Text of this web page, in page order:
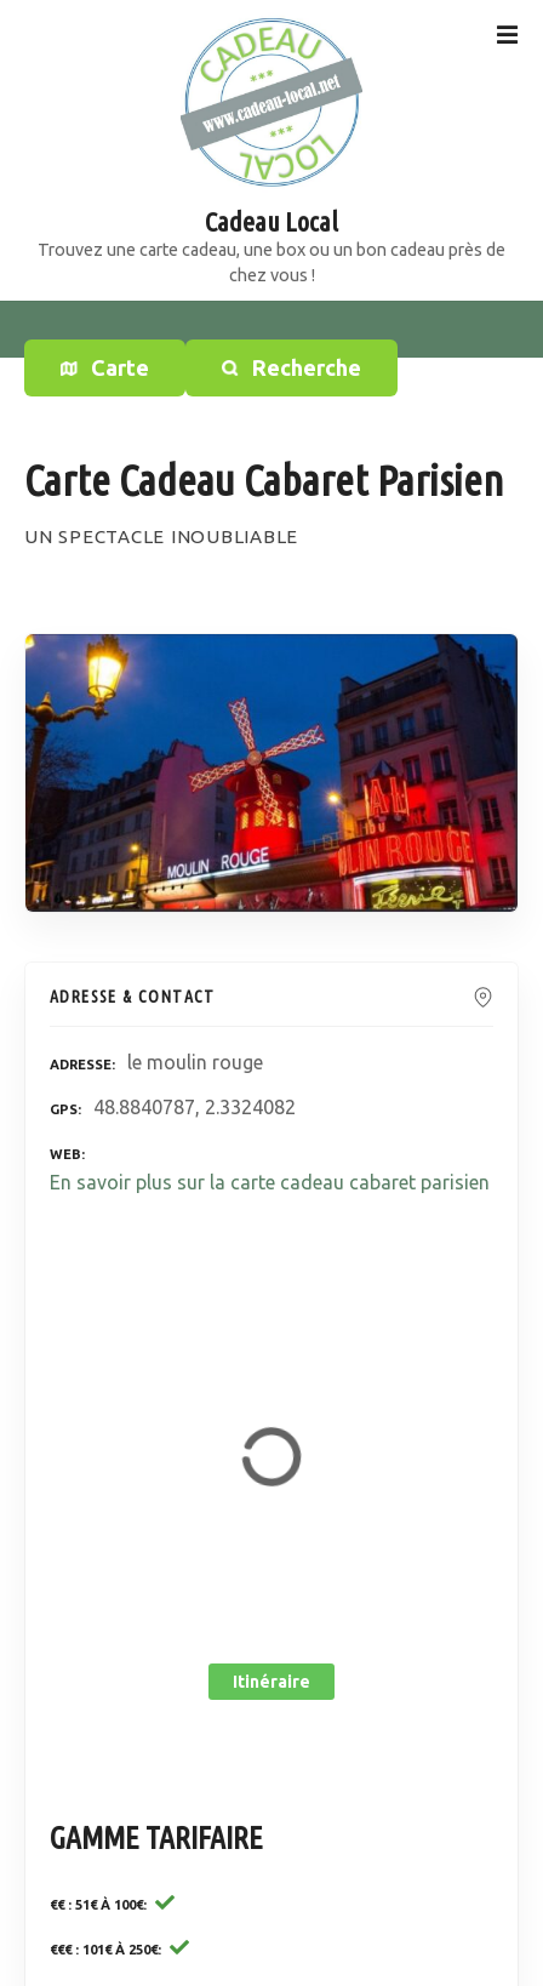
e
t
Cadeau Local
Trouvez une carte cadeau, une box ou un bon cadeau près de
chez vous !
Carte Recherche
Carte Cadeau Cabaret Parisien
UN SPECTACLE INOUBLIABLE
ADRESSE & CONTACT
ADRESSE le moulin rouge
GPS 48.8840787, 2.3324082
WEB
En savoir plus sur la carte cadeau cabaret parisien
Itinéraire
GAMME TARIFAIRE
€€ : 51€ À 100€
€€€ : 101€ À 250€